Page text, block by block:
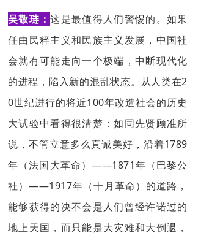
吴敬琏：这是最值得人们警惕的。如果
任由民粹主义和民族主义发展，中国社
会就有可能走向一个极端，中断现代化
的进程，陷入新的混乱状态。从人类在2
0世纪进行的将近100年改造社会的历史
大试验中看得很清楚：如同先贤顾准所
说，不管立意多么真诚美好，沿着1789
年（法国大革命）——1871年（巴黎公
社）——1917年（十月革命）的道路，
能够获得的决不会是人们曾经许诺过的
地上天国，而只能是大灾难和大倒退，